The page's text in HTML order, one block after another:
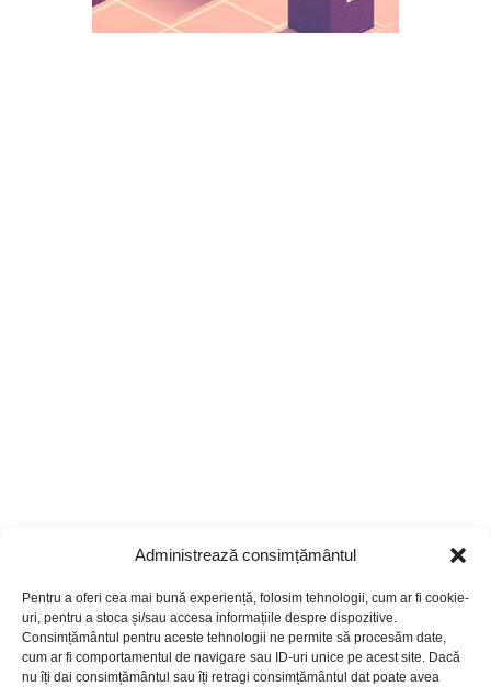
Administrează consimțământul
Pentru a oferi cea mai bună experiență, folosim tehnologii, cum ar fi cookie-
uri, pentru a stoca și/sau accesa informațiile despre dispozitive.
Consimțământul pentru aceste tehnologii ne permite să procesăm date,
cum ar fi comportamentul de navigare sau ID-uri unice pe acest site. Dacă
nu îți dai consimțământul sau îți retragi consimțământul dat poate avea